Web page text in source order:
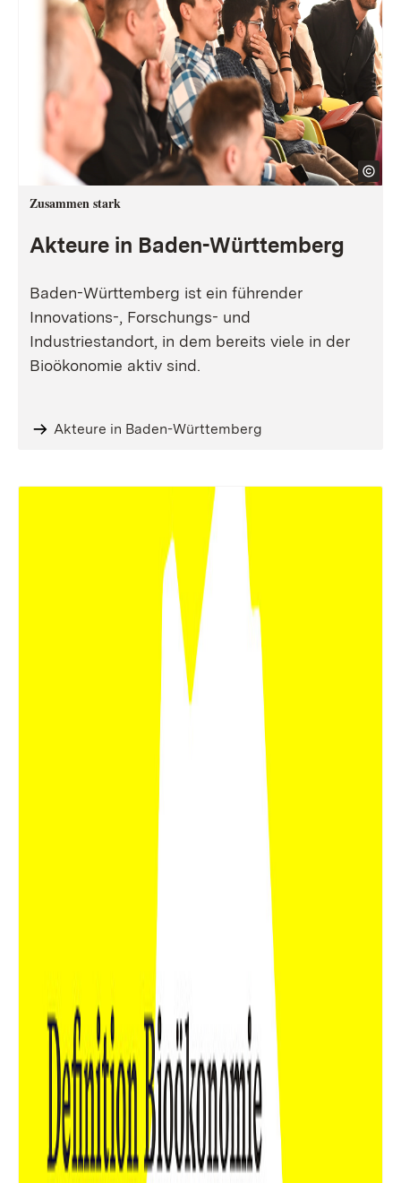
Zusammen stark
Akteure in Baden-Württemberg
Baden-Württemberg ist ein führender
Innovations-, Forschungs- und
Industriestandort, in dem bereits viele in der
Bioökonomie aktiv sind.
Akteure in Baden-Württemberg